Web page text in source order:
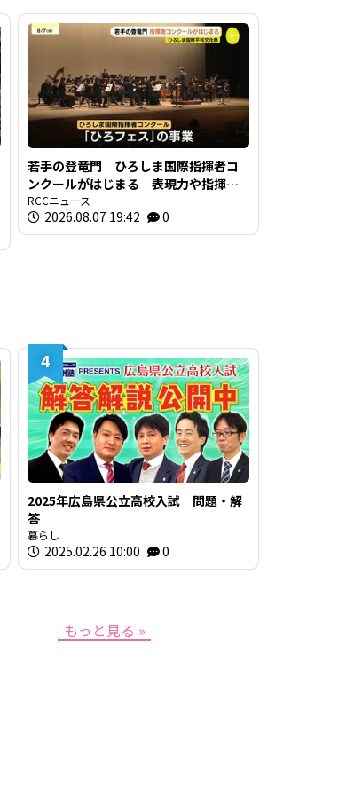
若手の登竜門 ひろしま国際指揮者コ
ンクールがはじまる 表現力や指揮の
技術を競う 広島市
RCCニュース
2026.08.07 19:42 0
4
2025年広島県公立高校入試 問題・解
答
暮らし
2025.02.26 10:00 0
もっと見る »